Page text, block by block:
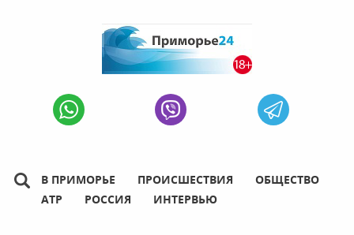
В ПРИМОРЬЕ ПРОИСШЕСТВИЯ
ОБЩЕСТВО
АТР
РОССИЯ ИНТЕРВЬЮ